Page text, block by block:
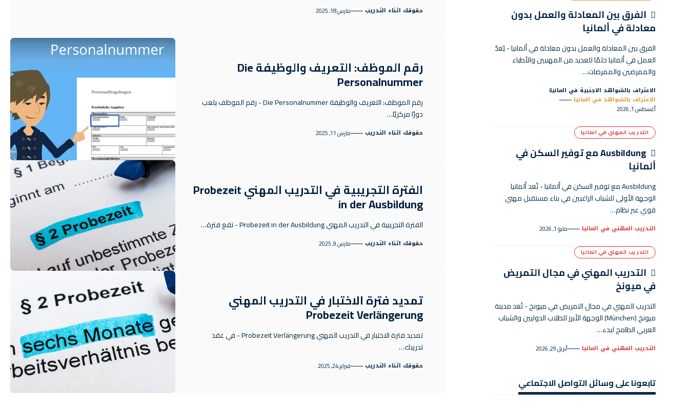
حقوقك اثناء التدريب مارس 18, 2025
رقم الموظف: التعريف والوظيفة Die
Personalnummer
رقم الموظف: التعريف والوظيفة Die Personalnummer - رقم الموظف يلعب
دورًا مركزيًا…
حقوقك اثناء التدريب مارس 11, 2025
الفترة التجريبية في التدريب المهني Probezeit
in der Ausbildung
الفترة التجريبية في التدريب المهني Probezeit in der Ausbildung - تقع فترة…
حقوقك اثناء التدريب مارس 9, 2025
تمديد فترة الاختبار في التدريب المهني
Probezeit Verlängerung
تمديد فترة الاختبار في التدريب المهني Probezeit Verlängerung - في عقد
تدريبك…
حقوقك اثناء التدريب فبراير 24, 2025
الفرق بين المعادلة والعمل بدون
معادلة في ألمانيا
الفرق بين المعادلة والعمل بدون معادلة في ألمانيا - يُعدّ
العمل في ألمانيا حلمًا للعديد من المهنيين والأطباء
والممرضين والممرضات…
الاعتراف بالشواهد الاجنبية في المانيا
الاعتراف بالشواهد في المانيا
أغسطس 1, 2026
التدريب المهني في المانيا
Ausbildung مع توفير السكن في
ألمانيا
Ausbildung مع توفير السكن في ألمانيا - تُعد ألمانيا
الوجهة الأولى للشباب الراغبين في بناء مستقبل مهني
قوي عبر نظام…
التدريب المهني في المانيا مايو 1, 2026
التدريب المهني في المانيا
التدريب المهني في مجال التمريض
في ميونخ
التدريب المهني في مجال التمريض في ميونخ - تُعد مدينة
ميونخ (München) الوجهة الأبرز للطلاب الدوليين والشباب
العربي الطامح لبدء…
التدريب المهني في المانيا أبريل 29, 2026
تابعونا على وسائل التواصل الاجتماعي